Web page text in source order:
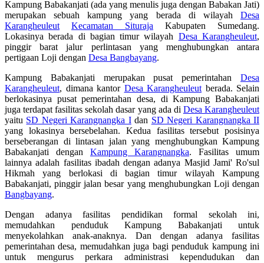
Kampung Babakanjati (ada yang menulis juga dengan Babakan Jati)
merupakan sebuah kampung yang berada di wilayah Desa
Karangheuleut
Kecamatan Situraja Kabupaten Sumedang.
Lokasinya berada di bagian timur wilayah Desa Karangheuleut,
pinggir barat jalur perlintasan yang menghubungkan antara
pertigaan Loji dengan Desa Bangbayang.
Kampung Babakanjati merupakan pusat pemerintahan Desa
Karangheuleut, dimana kantor Desa Karangheuleut berada. Selain
berlokasinya pusat pemerintahan desa, di Kampung Babakanjati
juga terdapat fasilitas sekolah dasar yang ada di Desa Karangheuleut
yaitu SD Negeri Karangnangka Idan SD Negeri Karangnangka II
yang lokasinya bersebelahan. Kedua fasilitas tersebut posisinya
berseberangan di lintasan jalan yang menghubungkan Kampung
Babakanjati dengan Kampung Karangnangka. Fasilitas umum
lainnya adalah fasilitas ibadah dengan adanya Masjid Jami' Ro'sul
Hikmah yang berlokasi di bagian timur wilayah Kampung
Babakanjati, pinggir jalan besar yang menghubungkan Loji dengan
Bangbayang.
Dengan adanya fasilitas pendidikan formal sekolah ini,
memudahkan penduduk Kampung Babakanjati untuk
menyekolahkan anak-anaknya. Dan dengan adanya fasilitas
pemerintahan desa, memudahkan juga bagi penduduk kampung ini
untuk mengurus perkara administrasi kependudukan dan